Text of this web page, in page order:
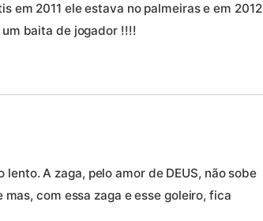
em 2011 ele estava no palmeiras e em 2012
um baita de jogador !!!!
lento. A zaga, pelo amor de DEUS, não sobe
com essa zaga e esse goleiro, fica